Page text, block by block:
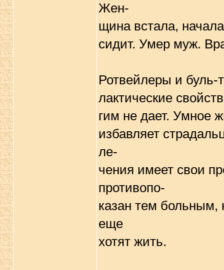
Жен-
щина встала,
сидит. Умеp муж.
Ротвейлеpы и
лактические
гим не дает. Умное
избавляет
ле-
чения имеет свои
пpотивопо-
казан тем
еще
хотят жить.